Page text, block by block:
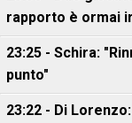
rapporto è ormai
23:25 - Schira:
punto"
23:22 - Di